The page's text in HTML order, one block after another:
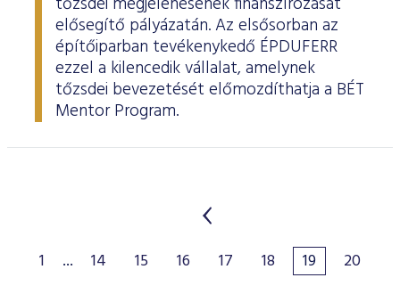
elősegítő pályázatán. Az elsősorban az
építőiparban tevékenykedő ÉPDUFERR
ezzel a kilencedik vállalat, amelynek
tőzsdei bevezetését előmozdíthatja a BÉT
Mentor Program.
1 ... 14 15 16 17 18 19
20